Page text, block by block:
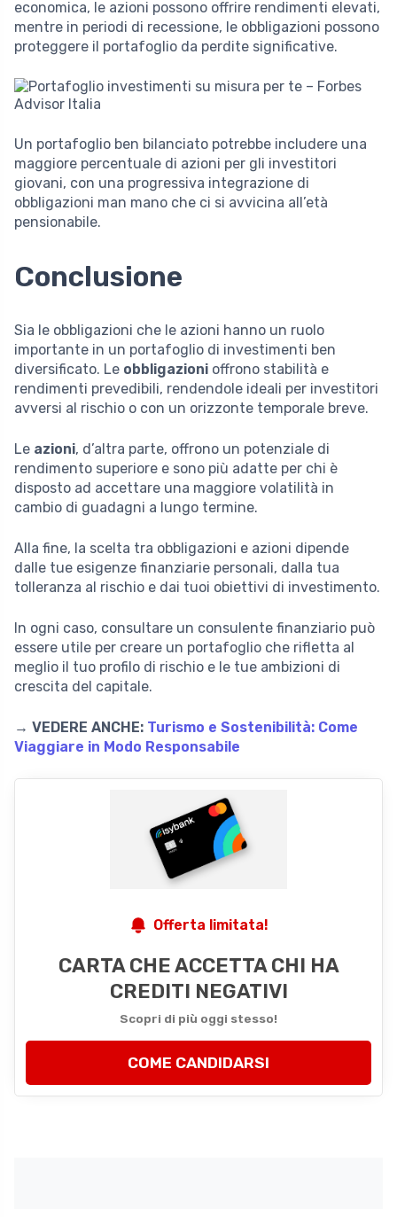
economica, le azioni possono offrire rendimenti elevati,
mentre in periodi di recessione, le obbligazioni possono
proteggere il portafoglio da perdite significative.
Un portafoglio ben bilanciato potrebbe includere una
maggiore percentuale di azioni per gli investitori
giovani, con una progressiva integrazione di
obbligazioni man mano che ci si avvicina all’età
pensionabile.
Conclusione
Sia le obbligazioni che le azioni hanno un ruolo
importante in un portafoglio di investimenti ben
diversificato. Le obbligazioni offrono stabilità e
rendimenti prevedibili, rendendole ideali per investitori
avversi al rischio o con un orizzonte temporale breve.
Le azioni, d’altra parte, offrono un potenziale di
rendimento superiore e sono più adatte per chi è
disposto ad accettare una maggiore volatilità in
cambio di guadagni a lungo termine.
Alla fine, la scelta tra obbligazioni e azioni dipende
dalle tue esigenze finanziarie personali, dalla tua
tolleranza al rischio e dai tuoi obiettivi di investimento.
In ogni caso, consultare un consulente finanziario può
essere utile per creare un portafoglio che rifletta al
meglio il tuo profilo di rischio e le tue ambizioni di
crescita del capitale.
→ VEDERE ANCHE: Turismo e Sostenibilità: Come
Viaggiare in Modo Responsabile
Offerta limitata!
CARTA CHE ACCETTA CHI HA
CREDITI NEGATIVI
Scopri di più oggi stesso!
COME CANDIDARSI